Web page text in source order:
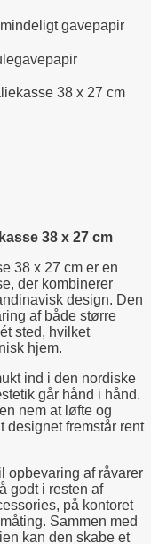
gavepapir
38 x 27 cm
38 x 27 cm
38 x 27 cm er en
der kombinerer
design. Den
af både større
sted, hvilket
hjem.
ind i den nordiske
går hånd i hånd.
nem at løfte og
designet fremstår rent
opbevaring af råvarer
godt i resten af
på kontoret
Sammen med
kan den skabe et